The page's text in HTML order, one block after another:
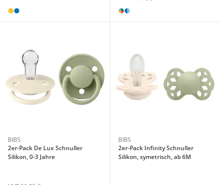
BIBS
2er-Pack De Lux Schnuller
Silikon, 0-3 Jahre
BIBS
2er-Pack Infinity Schnuller
Silikon, symetrisch, ab 6M